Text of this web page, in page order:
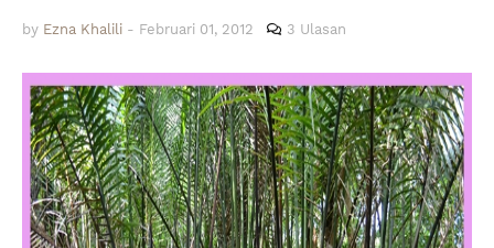
by Ezna Khalili - Februari 01, 2012 3 Ulasan